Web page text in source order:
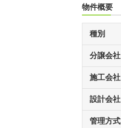
物件概要
種別
分譲会社
施工会社
設計会社
管理方式